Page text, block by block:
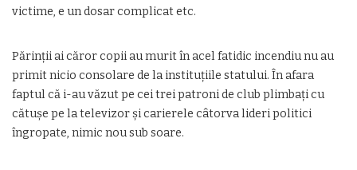
victime, e un dosar complicat etc.
Părinţii ai căror copii au murit în acel fatidic incendiu nu au
primit nicio consolare de la instituţiile statului. În afara
faptul că i-au văzut pe cei trei patroni de club plimbaţi cu
cătuşe pe la televizor şi carierele câtorva lideri politici
îngropate, nimic nou sub soare.